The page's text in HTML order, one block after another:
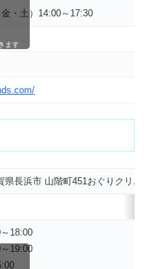
金・土）14:00～17:30
ます
県長浜市 山階町451おぐりクリ
～18:00
～19:00